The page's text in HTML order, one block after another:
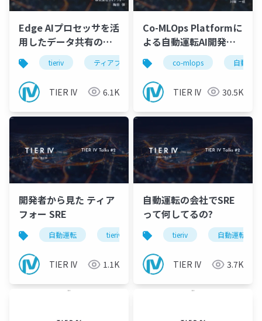
Edge AIプロセッサを活
用したデータ共有のた
めのEdge匿名化技術
tieriv ティアフォー edge edgeai
TIER IV 6.1K
Co-MLOps Platformに
よる自動運転AI開発の
民主化_川端
co-mlops 自動運転
TIER IV 30.5K
開発者から見た ティア
フォー SRE
自動運転 tieriv autoware sre
TIER IV 1.1K
自動運転の会社でSRE
って何してるの?
tieriv 自動運転
TIER IV 3.7K